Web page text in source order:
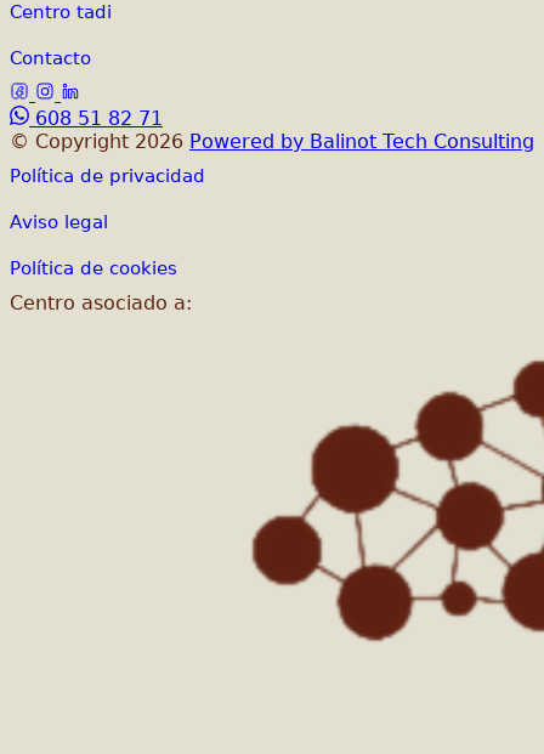
Centro tadi
Contacto
608 51 82 71
© Copyright 2026 Powered by Balinot Tech Consulting
Política de privacidad
Aviso legal
Política de cookies
Centro asociado a: